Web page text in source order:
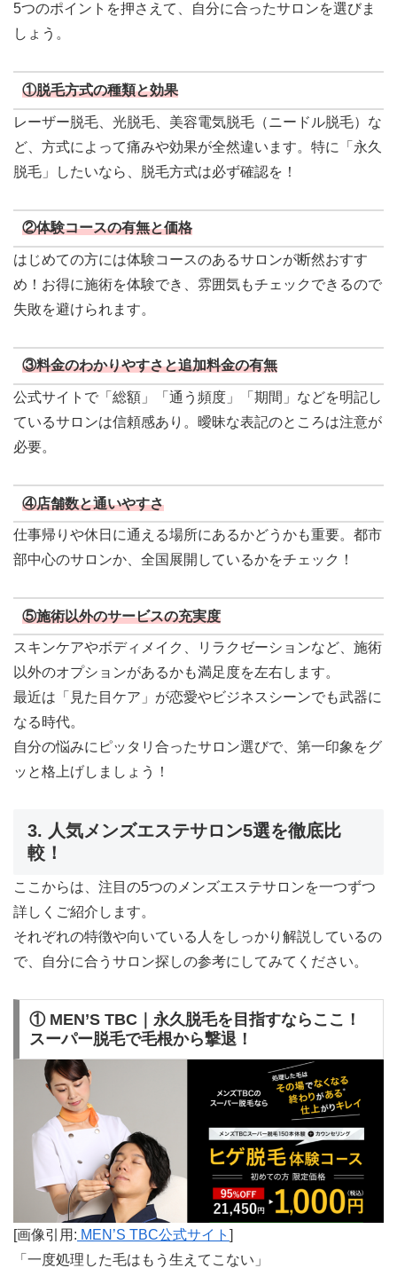
5つのポイントを押さえて、自分に合ったサロンを選びま
しょう。
①脱毛方式の種類と効果
レーザー脱毛、光脱毛、美容電気脱毛（ニードル脱毛）な
ど、方式によって痛みや効果が全然違います。特に「永久
脱毛」したいなら、脱毛方式は必ず確認を！
②体験コースの有無と価格
はじめての方には体験コースのあるサロンが断然おすす
め！お得に施術を体験でき、雰囲気もチェックできるので
失敗を避けられます。
③料金のわかりやすさと追加料金の有無
公式サイトで「総額」「通う頻度」「期間」などを明記し
ているサロンは信頼感あり。曖昧な表記のところは注意が
必要。
④店舗数と通いやすさ
仕事帰りや休日に通える場所にあるかどうかも重要。都市
部中心のサロンか、全国展開しているかをチェック！
⑤施術以外のサービスの充実度
スキンケアやボディメイク、リラクゼーションなど、施術
以外のオプションがあるかも満足度を左右します。
最近は「見た目ケア」が恋愛やビジネスシーンでも武器に
なる時代。
自分の悩みにピッタリ合ったサロン選びで、第一印象をグ
ッと格上げしましょう！
3. 人気メンズエステサロン5選を徹底比
較！
ここからは、注目の5つのメンズエステサロンを一つずつ
詳しくご紹介します。
それぞれの特徴や向いている人をしっかり解説しているの
で、自分に合うサロン探しの参考にしてみてください。
① MEN’S TBC｜永久脱毛を目指すならここ！
スーパー脱毛で毛根から撃退！
[画像引用: MEN’S TBC公式サイト ]
「一度処理した毛はもう生えてこない」